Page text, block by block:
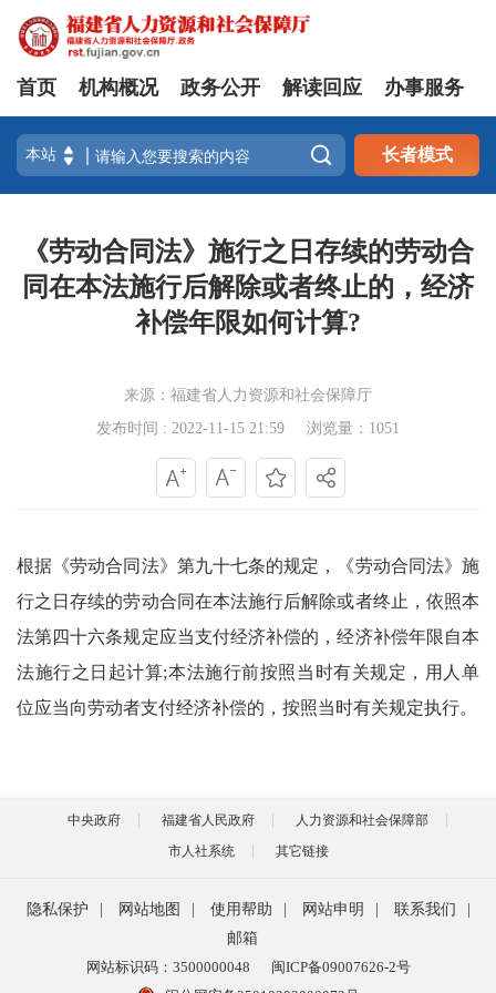
首页 机构概况 政务公开 解读回应 办事服务
 长者模式
《劳动合同法》施行之日存续的劳动合
同在本法施行后解除或者终止的，经济
补偿年限如何计算?
来源：福建省人力资源和社会保障厅
发布时间 : 2022-11-15 21:59
浏览量：1051
根据《劳动合同法》第九十七条的规定，《劳动合同法》施
行之日存续的劳动合同在本法施行后解除或者终止，依照本
法第四十六条规定应当支付经济补偿的，经济补偿年限自本
法施行之日起计算;本法施行前按照当时有关规定，用人单
位应当向劳动者支付经济补偿的，按照当时有关规定执行。
中央政府 福建省人民政府
人力资源和社会保障部
市人社系统
其它链接
隐私保护 网站地图 使用帮助 网站申明 联系我们
邮箱
网站标识码：3500000048
闽ICP备09007626-2号